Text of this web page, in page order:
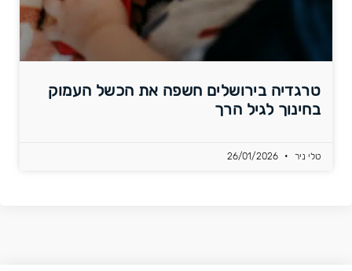
טרגדיה בירושלים חשפה את הכשל העמוק
בחינוך לגיל הרך
טלי ניר